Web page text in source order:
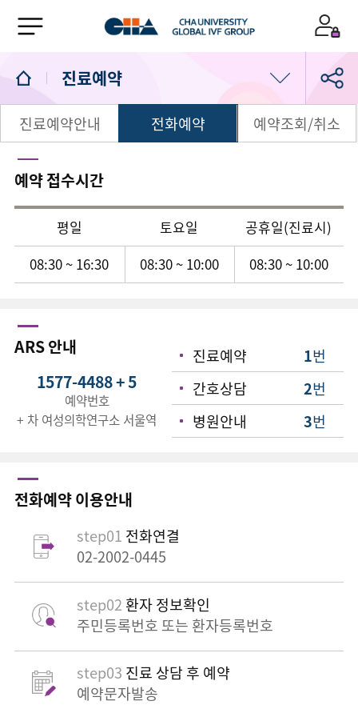
진료예약
의료진/진료일정
진료예약
1:1 상담실
진료예약안내 전화예약 예약조회/취소
예약 접수시간
평일 토요일
공휴일(진료시)
08:30 ~ 16:30
08:30 ~ 10:00 08:30 ~ 10:00
ARS 안내
1577-4488 + 5
예약번호
+ 차 여성의학연구소 서울역
진료예약 1번
간호상담
2번
병원안내
3번
전화예약 이용안내
step01 전화연결
02-2002-0445
step02 환자 정보확인
주민등록번호 또는 환자등록번호
step03 진료 상담 후 예약
예약문자발송